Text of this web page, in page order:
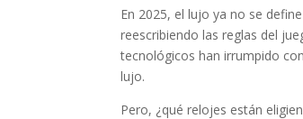
En 2025, el lujo ya no se
reescribiendo las reglas del
tecnológicos han irrumpido
lujo.
Pero, ¿qué relojes están